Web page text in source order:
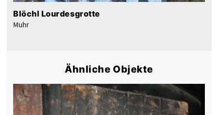
Blöchl Lourdesgrotte
Muhr
Ähnliche Objekte